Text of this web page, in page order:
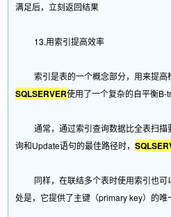
满足后，立刻返回结果
13.用索引提高效率
索引是表的一个概念部分，用来提高
SQLSERVER使用了一个复杂的自平衡B-
通常，通过索引查询数据比全表扫描
询和Update语句的最佳路径时，
同样，在联结多个表时使用索引也可
处是，它提供了主键（primary key）的唯